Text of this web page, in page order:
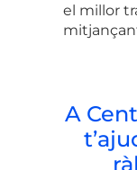
el millor
A